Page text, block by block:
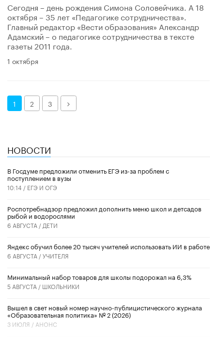
Сегодня – день рождения Симона Соловейчика. А 18
октября – 35 лет «Педагогике сотрудничества».
Главный редактор «Вести образования» Александр
Адамский – о педагогике сотрудничества в тексте
газеты 2011 года.
1 октября
1 2 3 Далее
НОВОСТИ
В Госдуме предложили отменить ЕГЭ из-за проблем с
поступлением в вузы
10:14 / ЕГЭ И ОГЭ
Роспотребнадзор предложил дополнить меню школ и детсадов
рыбой и водорослями
6 АВГУСТА / ДЕТИ
​Яндекс обучил более 20 тысяч учителей использовать ИИ в работе
6 АВГУСТА /УЧИТЕЛЯ
Минимальный набор товаров для школы подорожал на 6,3%
5 АВГУСТА / ШКОЛЬНИКИ
Вышел в свет новый номер научно-публицистического журнала
«Образовательная политика» № 2 (2026)
3 ИЮЛЯ / АНОНС